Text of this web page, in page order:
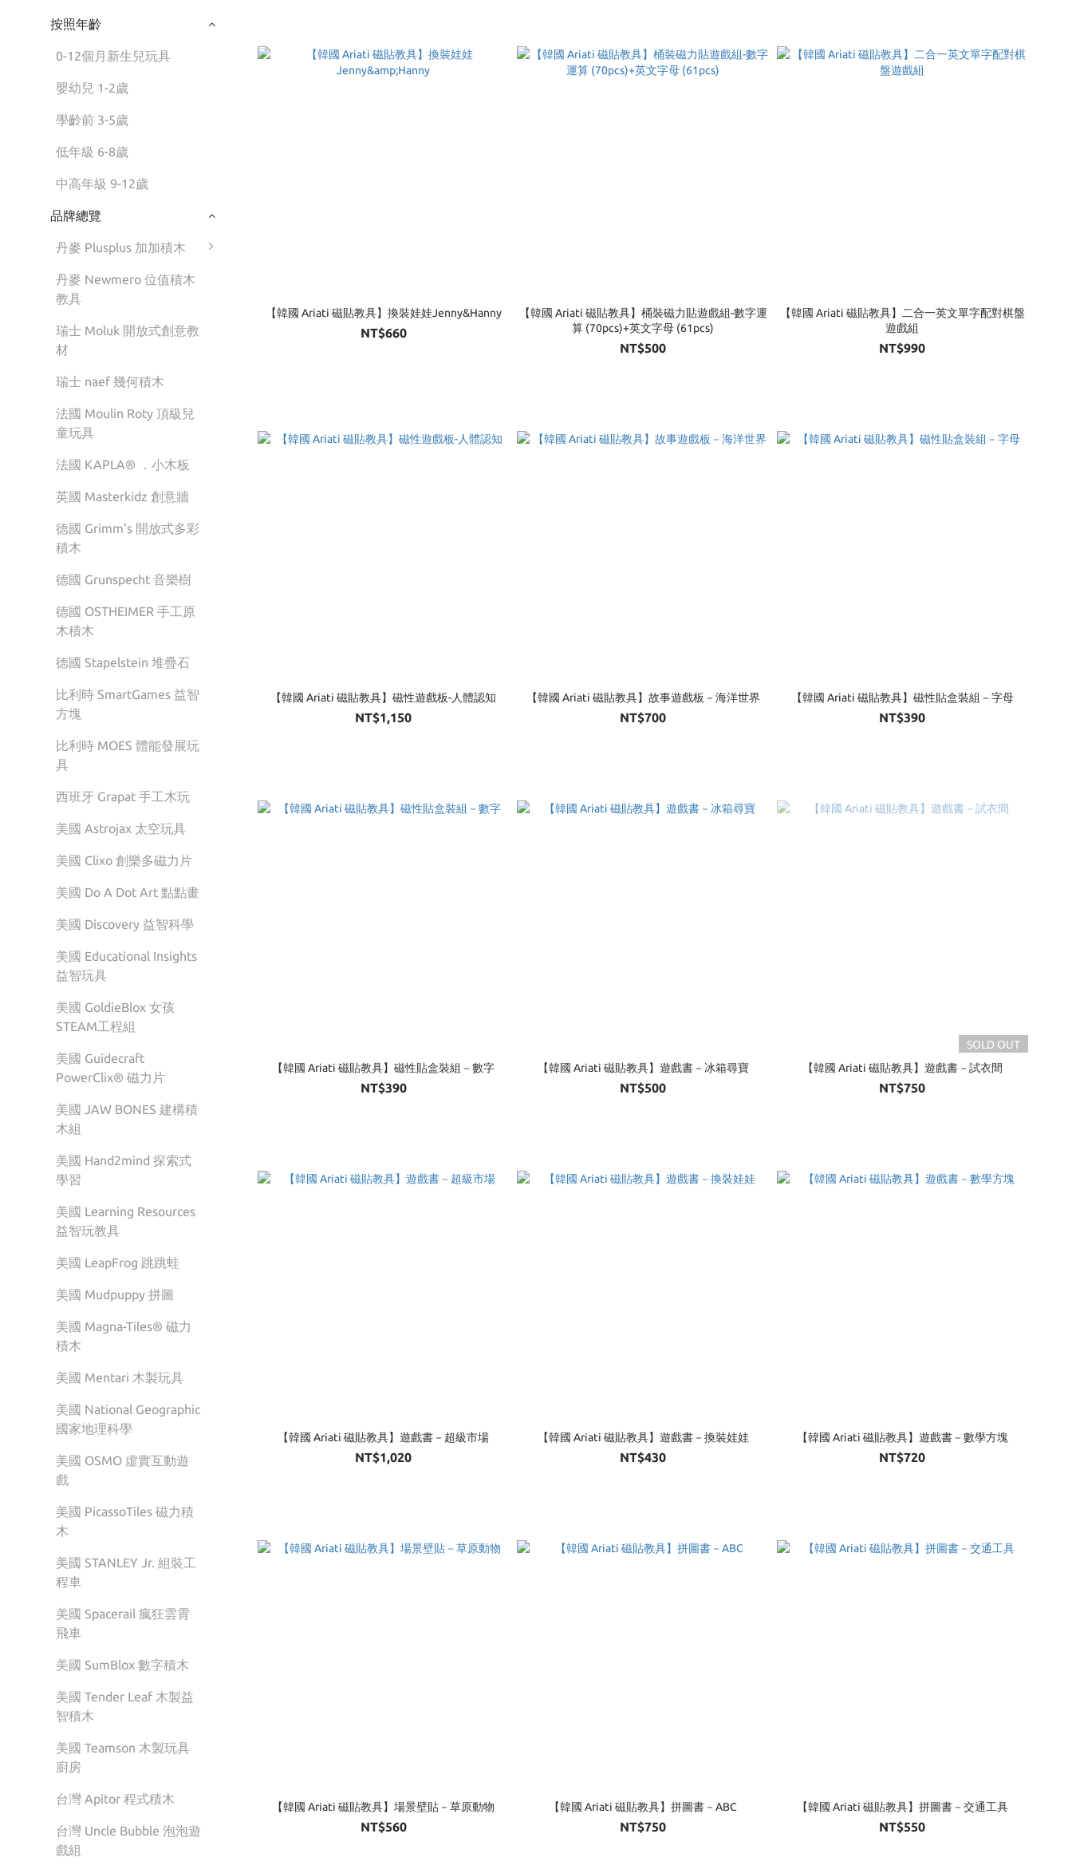
按照年齡
0-12個月新生兒玩具
嬰幼兒 1-2歲
學齡前 3-5歲
低年級 6-8歲
中高年級 9-12歲
品牌總覽
丹麥 Plusplus 加加積木
丹麥 Newmero 位值積木
教具
瑞士 Moluk 開放式創意教
材
瑞士 naef 幾何積木
法國 Moulin Roty 頂級兒
童玩具
法國 KAPLA® ．小木板
英國 Masterkidz 創意牆
德國 Grimm's 開放式多彩
積木
德國 Grunspecht 音樂樹
德國 OSTHEIMER 手工原
木積木
德國 Stapelstein 堆疊石
比利時 SmartGames 益智
方塊
比利時 MOES 體能發展玩
具
西班牙 Grapat 手工木玩
美國 Astrojax 太空玩具
美國 Clixo 創樂多磁力片
美國 Do A Dot Art 點點畫
美國 Discovery 益智科學
美國 Educational Insights
益智玩具
美國 GoldieBlox 女孩
STEAM工程組
美國 Guidecraft
PowerClix® 磁力片
美國 JAW BONES 建構積
木組
美國 Hand2mind 探索式
學習
美國 Learning Resources
益智玩教具
美國 LeapFrog 跳跳蛙
美國 Mudpuppy 拼圖
美國 Magna-Tiles® 磁力
積木
美國 Mentari 木製玩具
美國 National Geographic
國家地理科學
美國 OSMO 虛實互動遊
戲
美國 PicassoTiles 磁力積
木
美國 STANLEY Jr. 組裝工
程車
美國 Spacerail 瘋狂雲霄
飛車
美國 SumBlox 數字積木
美國 Tender Leaf 木製益
智積木
美國 Teamson 木製玩具
廚房
台灣 Apitor 程式積木
台灣 Uncle Bubble 泡泡遊
戲組
【韓國 Ariati 磁貼教具】換裝娃娃Jenny&Hanny
NT$660
【韓國 Ariati 磁貼教具】桶裝磁力貼遊戲組-數字運
算 (70pcs)+英文字母 (61pcs)
NT$500
【韓國 Ariati 磁貼教具】二合一英文單字配對棋盤
遊戲組
NT$990
【韓國 Ariati 磁貼教具】磁性遊戲板-人體認知
NT$1,150
【韓國 Ariati 磁貼教具】故事遊戲板－海洋世界
NT$700
【韓國 Ariati 磁貼教具】磁性貼盒裝組－字母
NT$390
【韓國 Ariati 磁貼教具】磁性貼盒裝組－數字
NT$390
【韓國 Ariati 磁貼教具】遊戲書－冰箱尋寶
NT$500
SOLD OUT
【韓國 Ariati 磁貼教具】遊戲書－試衣間
NT$750
【韓國 Ariati 磁貼教具】遊戲書－超級市場
NT$1,020
【韓國 Ariati 磁貼教具】遊戲書－換裝娃娃
NT$430
【韓國 Ariati 磁貼教具】遊戲書－數學方塊
NT$720
【韓國 Ariati 磁貼教具】場景壁貼－草原動物
NT$560
【韓國 Ariati 磁貼教具】拼圖書－ABC
NT$750
【韓國 Ariati 磁貼教具】拼圖書－交通工具
NT$550